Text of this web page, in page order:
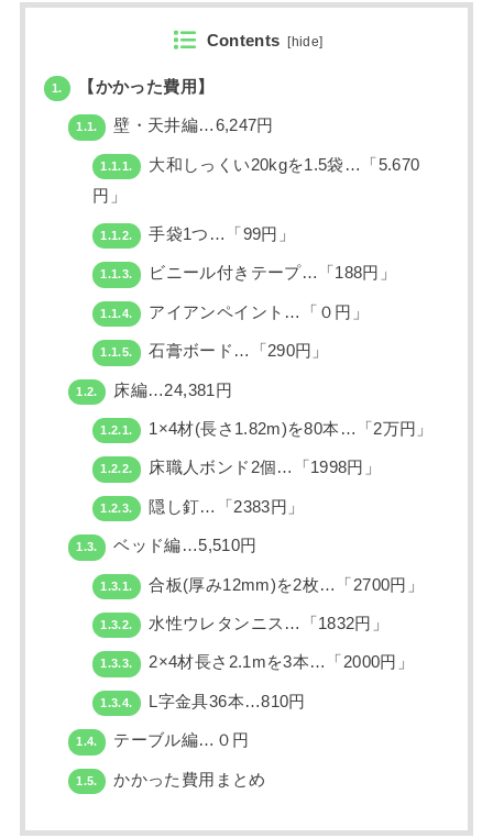
Contents [hide]
1. 【かかった費用】
1.1. 壁・天井編…6,247円
1.1.1.
大和しっくい20kgを1.5袋…「5.670
円」
1.1.2. 手袋1つ…「99円」
1.1.3. ビニール付きテープ…「188円」
1.1.4. アイアンペイント…「０円」
1.1.5. 石膏ボード…「290円」
1.2. 床編…24,381円
1.2.1. 1×4材(長さ1.82m)を80本…「2万円」
1.2.2. 床職人ボンド2個…「1998円」
1.2.3. 隠し釘…「2383円」
1.3. ベッド編…5,510円
1.3.1. 合板(厚み12mm)を2枚…「2700円」
1.3.2. 水性ウレタンニス…「1832円」
1.3.3. 2×4材長さ2.1mを3本…「2000円」
1.3.4. L字金具36本…810円
1.4. テーブル編…０円
1.5. かかった費用まとめ